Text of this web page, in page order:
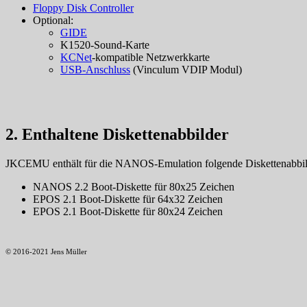
Floppy Disk Controller
Optional:
GIDE
K1520-Sound-Karte
KCNet-kompatible Netzwerkkarte
USB-Anschluss (Vinculum VDIP Modul)
2. Enthaltene Diskettenabbilder
JKCEMU enthält für die NANOS-Emulation folgende
NANOS 2.2 Boot-Diskette für 80x25 Zeichen
EPOS 2.1 Boot-Diskette für 64x32 Zeichen
EPOS 2.1 Boot-Diskette für 80x24 Zeichen
© 2016-2021 Jens Müller